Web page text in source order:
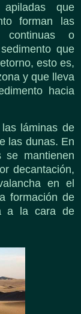
que
forman las
o
que
esto es,
y que lleva
hacia
láminas de
las dunas. En
se mantienen
decantación,
en el
formación de
a la cara de